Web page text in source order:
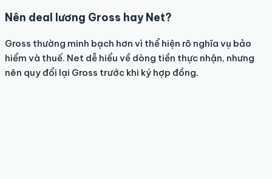
Nên deal lương Gross hay Net?
Gross thường minh bạch hơn vì thể hiện rõ nghĩa vụ bảo
hiểm và thuế. Net dễ hiểu về dòng tiền thực nhận, nhưng
nên quy đổi lại Gross trước khi ký hợp đồng.